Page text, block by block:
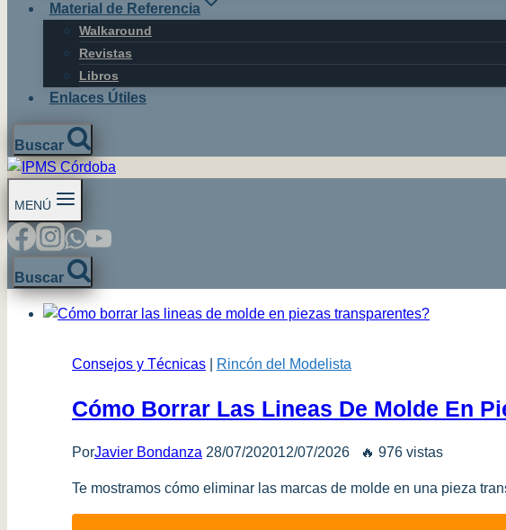
Material de Referencia
Walkaround
Revistas
Libros
Enlaces Útiles
Buscar
MENÚ
Buscar
Consejos y Técnicas Rincón del Modelista
Cómo Borrar Las Lineas De Molde En
PorJavier Bondanza 28/07/202012/07/2026 🔥 976 vistas
Te mostramos cómo eliminar las marcas de molde en una pieza